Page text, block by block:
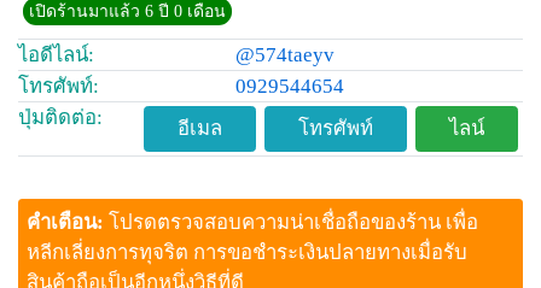
เปิดร้านมาแล้ว 6 ปี 0 เดือน
ไอดีไลน์:
@574taeyv
โทรศัพท์:
0929544654
ปุ่มติดต่อ:
อีเมล โทรศัพท์ ไลน์
คำเตือน: โปรดตรวจสอบความน่าเชื่อถือของร้าน เพื่อ
หลีกเลี่ยงการทุจริต การขอชำระเงินปลายทางเมื่อรับ
สินค้าถือเป็นอีกหนึ่งวิธีที่ดี